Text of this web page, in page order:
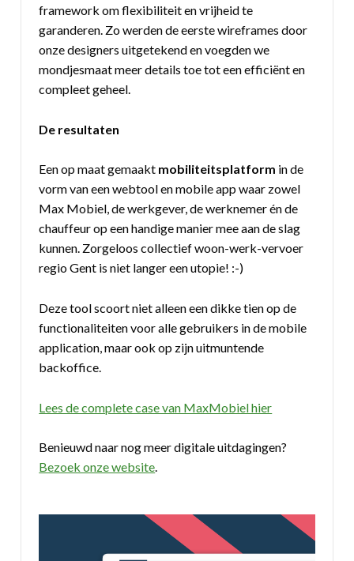
framework om flexibiliteit en vrijheid te
garanderen. Zo werden de eerste wireframes door
onze designers uitgetekend en voegden we
mondjesmaat meer details toe tot een efficiënt en
compleet geheel.
De resultaten
Een op maat gemaakt mobiliteitsplatform in de
vorm van een webtool en mobile app waar zowel
Max Mobiel, de werkgever, de werknemer én de
chauffeur op een handige manier mee aan de slag
kunnen. Zorgeloos collectief woon-werk-vervoer
regio Gent is niet langer een utopie! :-)
Deze tool scoort niet alleen een dikke tien op de
functionaliteiten voor alle gebruikers in de mobile
application, maar ook op zijn uitmuntende
backoffice.
Lees de complete case van MaxMobiel hier
Benieuwd naar nog meer digitale uitdagingen?
Bezoek onze website.